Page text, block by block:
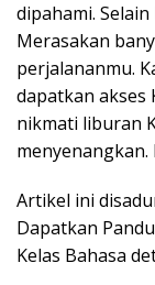
dipahami.
Merasakan
perjalananmu.
dapatkan akses
nikmati liburan
menyenangkan.
Artikel ini
Dapatkan
Kelas Bahasa